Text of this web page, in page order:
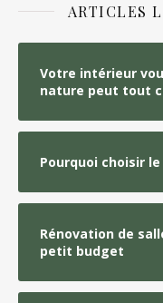
ARTICLES
Votre intérieur
nature peut tout
Pourquoi choisir
Rénovation de
petit budget